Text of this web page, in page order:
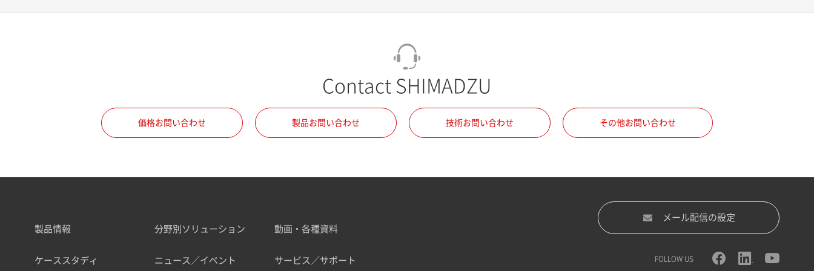
Contact SHIMADZU
価格お問い合わせ 製品お問い合わせ 技術お問い合わせ その他お問い合わせ
製品情報 分野別ソリューション 動画・各種資料
ケーススタディ ニュース／イベント サービス／サポート
メール配信の設定
FOLLOW US